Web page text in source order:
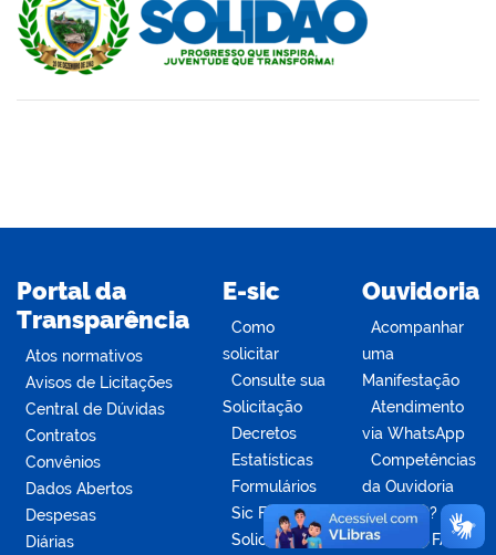
Portal da
Transparência
Atos normativos
Avisos de Licitações
Central de Dúvidas
Contratos
Convênios
Dados Abertos
Despesas
Diárias
E-sic
Como
solicitar
Consulte sua
Solicitação
Decretos
Estatísticas
Formulários
Sic Físico
Solicitar
Ouvidoria
Acompanhar
uma
Manifestação
Atendimento
via WhatsApp
Competências
da Ouvidoria
Dúvidas?
Acesse o FAQ